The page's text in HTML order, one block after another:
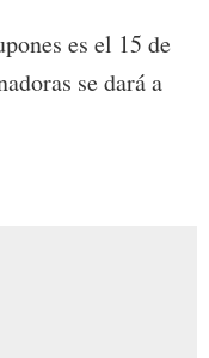
es el 15 de
se dará a